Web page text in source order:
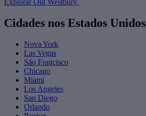
Cidades nos Estados Unidos
Nova York
Las Vegas
São Francisco
Chicago
Miami
Los Angeles
San Diego
Orlando